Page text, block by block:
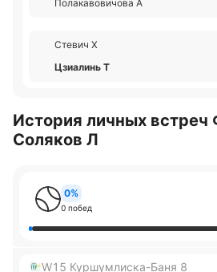
Полакавовичова А
Стевич Х
Цзиалинь Т
История личных
Соляков Л
0%
0 побед
W15 Куршумлиска-Баня 8